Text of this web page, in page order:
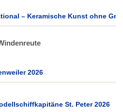
– Keramische Kunst ohne
2026
St. Peter 2026